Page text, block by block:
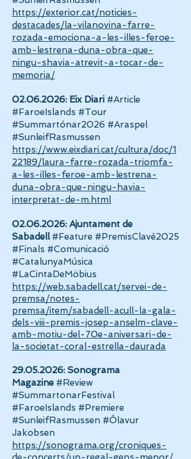
https://exterior.cat/noticies-
destacades/la-vilanovina-farre-
rozada-emociona-a-les-illes-feroe-
amb-lestrena-duna-obra-que-
ningu-shavia-atrevit-a-tocar-de-
memoria/
02.06.2026: Eix Diari #Article
#FaroeIslands #Tour
#Summartónar2026 #Araspel
#SunleifRasmussen
https://www.eixdiari.cat/cultura/doc/1
22189/laura-farre-rozada-triomfa-
a-les-illes-feroe-amb-lestrena-
duna-obra-que-ningu-havia-
interpretat-de-m.html
02.06.2026: Ajuntament de
Sabadell #Feature #PremisClavé2025
#Finals #Comunicació
#CatalunyaMúsica
#LaCintaDeMöbius
https://web.sabadell.cat/servei-de-
premsa/notes-
premsa/item/sabadell-acull-la-gala-
dels-viii-premis-josep-anselm-clave-
amb-motiu-del-70e-aniversari-de-
la-societat-coral-estrella-daurada
29.05.2026: Sonograma
Magazine #Review
#SummartonarFestival
#FaroeIslands #Premiere
#SunleifRasmussen #Ólavur
Jakobsen
https://sonograma.org/croniques-